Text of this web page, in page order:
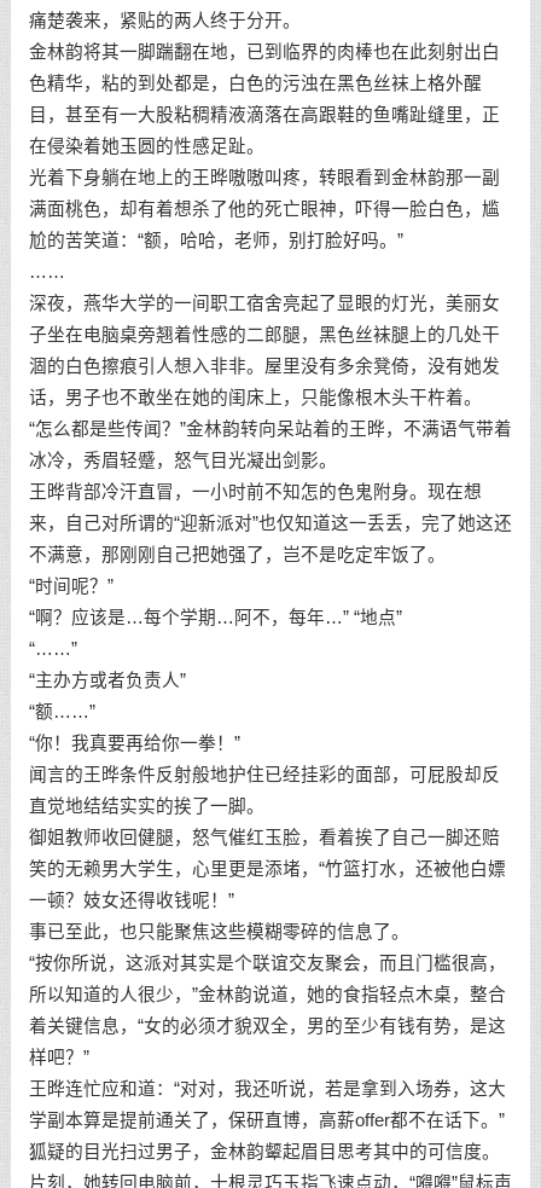
痛楚袭来，紧贴的两人终于分开。
金林韵将其一脚踹翻在地，已到临界的肉棒也在此刻射出白
色精华，粘的到处都是，白色的污浊在黑色丝袜上格外醒
目，甚至有一大股粘稠精液滴落在高跟鞋的鱼嘴趾缝里，正
在侵染着她玉圆的性感足趾。
光着下身躺在地上的王晔嗷嗷叫疼，转眼看到金林韵那一副
满面桃色，却有着想杀了他的死亡眼神，吓得一脸白色，尴
尬的苦笑道：“额，哈哈，老师，别打脸好吗。”
……
深夜，燕华大学的一间职工宿舍亮起了显眼的灯光，美丽女
子坐在电脑桌旁翘着性感的二郎腿，黑色丝袜腿上的几处干
涸的白色擦痕引人想入非非。屋里没有多余凳倚，没有她发
话，男子也不敢坐在她的闺床上，只能像根木头干杵着。
“怎么都是些传闻？”金林韵转向呆站着的王晔，不满语气带着
冰冷，秀眉轻蹙，怒气目光凝出剑影。
王晔背部冷汗直冒，一小时前不知怎的色鬼附身。现在想
来，自己对所谓的“迎新派对”也仅知道这一丢丢，完了她这还
不满意，那刚刚自己把她强了，岂不是吃定牢饭了。
“时间呢？”
“啊？应该是…每个学期…阿不，每年…” “地点”
“……”
“主办方或者负责人”
“额……”
“你！我真要再给你一拳！”
闻言的王晔条件反射般地护住已经挂彩的面部，可屁股却反
直觉地结结实实的挨了一脚。
御姐教师收回健腿，怒气催红玉脸，看着挨了自己一脚还赔
笑的无赖男大学生，心里更是添堵，“竹篮打水，还被他白嫖
一顿？妓女还得收钱呢！”
事已至此，也只能聚焦这些模糊零碎的信息了。
“按你所说，这派对其实是个联谊交友聚会，而且门槛很高，
所以知道的人很少，”金林韵说道，她的食指轻点木桌，整合
着关键信息，“女的必须才貌双全，男的至少有钱有势，是这
样吧？”
王晔连忙应和道：“对对，我还听说，若是拿到入场券，这大
学副本算是提前通关了，保研直博，高薪offer都不在话下。”
狐疑的目光扫过男子，金林韵颦起眉目思考其中的可信度。
片刻，她转回电脑前，十根灵巧玉指飞速点动，“嘚嘚”鼠标声